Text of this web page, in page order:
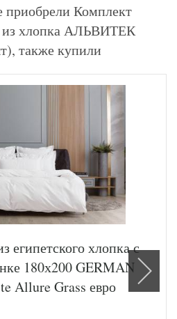
приобрели Комплект
из хлопка АЛЬВИТЕК
также купили
египетского хлопка с
180х200 GERMAN
Allure Grass евро